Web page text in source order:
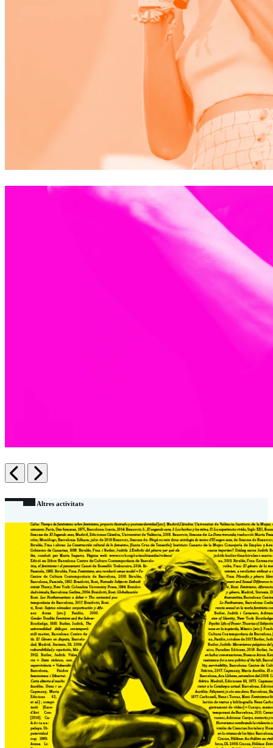
AnteriorSiguiente
Altres activitats